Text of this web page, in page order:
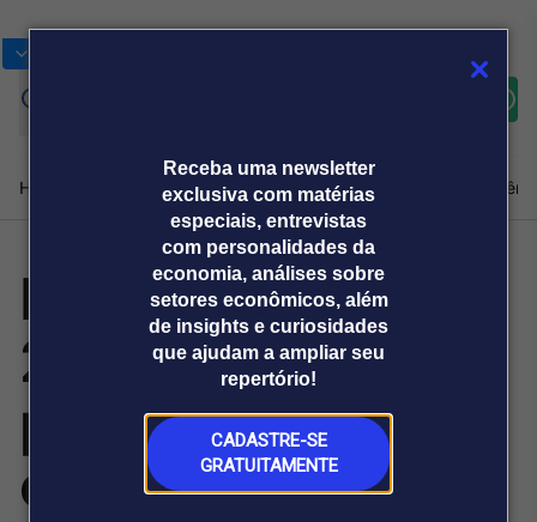
Receba uma newsletter
exclusiva com matérias
especiais, entrevistas
com personalidades da
economia, análises sobre
setores econômicos, além
de insights e curiosidades
que ajudam a ampliar seu
repertório!
CADASTRE-SE
GRATUITAMENTE
Home Produtos e soluçõesNotíciasBlogWeekend
Plataformas
Broadcast
Broadcast+
O mercado
financeiro em
tempo real
Sobre nós Releases Broadcast
Prêmio Broadcast
Analistas
Prêmio Broadcast
Empresas
Agências de
comunicação
Releases
Momma Run
2026 terá
percurso inédito
em Brasília